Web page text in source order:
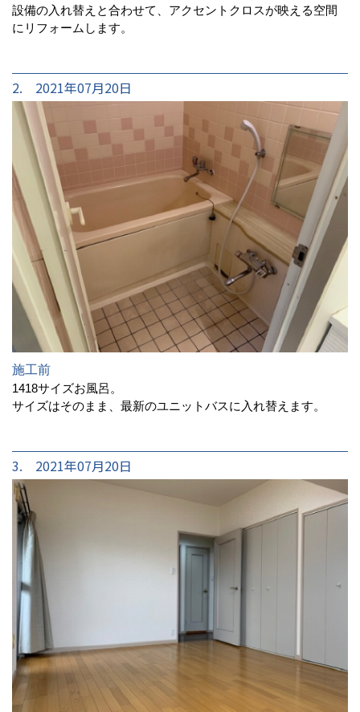
設備の入れ替えと合わせて、アクセントクロスが映える空間
にリフォームします。
2. 2021年07月20日
施工前
1418サイズお風呂。
サイズはそのまま、最新のユニットバスに入れ替えます。
3. 2021年07月20日